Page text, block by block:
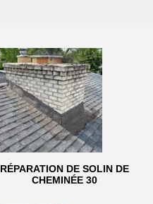
RÉPARATION DE SOLIN DE
CHEMINÉE 30